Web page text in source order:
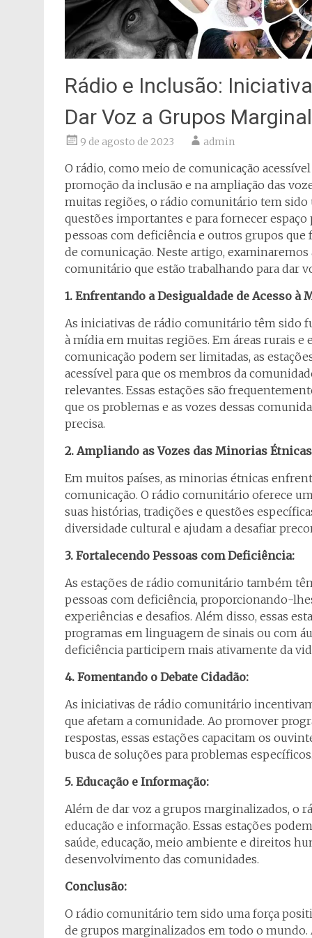
Rádio e Inclusão:
Dar Voz a Grupos
9 de agosto de 2023 admin
O rádio, como meio de comunicação
promoção da inclusão e na ampliação das
muitas regiões, o rádio comunitário tem sido
questões importantes e para fornecer
pessoas com deficiência e outros grupos
de comunicação. Neste artigo,
comunitário que estão trabalhando para dar
1. Enfrentando a Desigualdade de Acesso à
As iniciativas de rádio comunitário têm sido
à mídia em muitas regiões. Em áreas rurais e
comunicação podem ser limitadas, as
acessível para que os membros da
relevantes. Essas estações são
que os problemas e as vozes dessas
precisa.
2. Ampliando as Vozes das Minorias
Em muitos países, as minorias étnicas
comunicação. O rádio comunitário oferece
suas histórias, tradições e questões
diversidade cultural e ajudam a desafiar
3. Fortalecendo Pessoas com Deficiência:
As estações de rádio comunitário também
pessoas com deficiência, proporcionando-
experiências e desafios. Além disso, essas
programas em linguagem de sinais ou com
deficiência participem mais ativamente da
4. Fomentando o Debate Cidadão:
As iniciativas de rádio comunitário
que afetam a comunidade. Ao promover
respostas, essas estações capacitam os
busca de soluções para problemas
5. Educação e Informação:
Além de dar voz a grupos marginalizados, o
educação e informação. Essas estações
saúde, educação, meio ambiente e direitos
desenvolvimento das comunidades.
Conclusão:
O rádio comunitário tem sido uma força
de grupos marginalizados em todo o mundo.